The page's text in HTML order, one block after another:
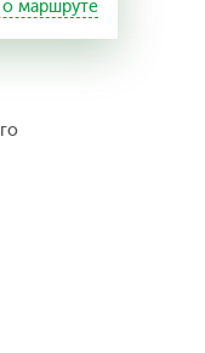
маршруте